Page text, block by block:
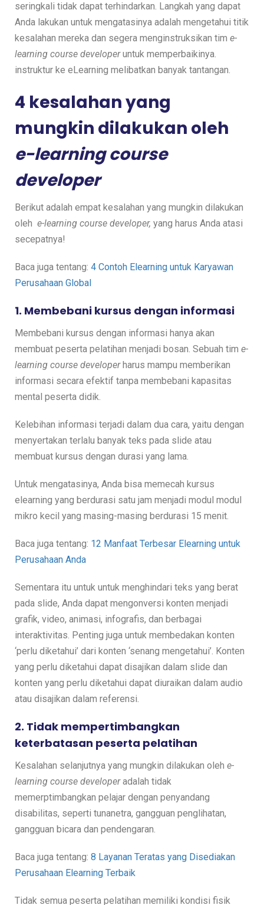
seringkali tidak dapat terhindarkan. Langkah yang dapat
Anda lakukan untuk mengatasinya adalah mengetahui titik
kesalahan mereka dan segera menginstruksikan tim e-
learning course developeruntuk memperbaikinya.
instruktur ke eLearning melibatkan banyak tantangan.
4 kesalahan yang
mungkin dilakukan oleh
e-learning course
developer
Berikut adalah empat kesalahan yang mungkin dilakukan
oleh e-learning course developer, yang harus Anda atasi
secepatnya!
Baca juga tentang: 4 Contoh Elearning untuk Karyawan
Perusahaan Global
1. Membebani kursus dengan informasi
Membebani kursus dengan informasi hanya akan
membuat peserta pelatihan menjadi bosan. Sebuah tim e-
learning course developerharus mampu memberikan
informasi secara efektif tanpa membebani kapasitas
mental peserta didik.
Kelebihan informasi terjadi dalam dua cara, yaitu dengan
menyertakan terlalu banyak teks pada slide atau
membuat kursus dengan durasi yang lama.
Untuk mengatasinya, Anda bisa memecah kursus
elearning yang berdurasi satu jam menjadi modul modul
mikro kecil yang masing-masing berdurasi 15 menit.
Baca juga tentang: 12 Manfaat Terbesar Elearning untuk
Perusahaan Anda
Sementara itu untuk untuk menghindari teks yang berat
pada slide, Anda dapat mengonversi konten menjadi
grafik, video, animasi, infografis, dan berbagai
interaktivitas. Penting juga untuk membedakan konten
‘perlu diketahui’ dari konten ‘senang mengetahui’. Konten
yang perlu diketahui dapat disajikan dalam slide dan
konten yang perlu diketahui dapat diuraikan dalam audio
atau disajikan dalam referensi.
2. Tidak mempertimbangkan
keterbatasan peserta pelatihan
Kesalahan selanjutnya yang mungkin dilakukan oleh e-
learning course developeradalah tidak
memerptimbangkan pelajar dengan penyandang
disabilitas, seperti tunanetra, gangguan penglihatan,
gangguan bicara dan pendengaran.
Baca juga tentang: 8 Layanan Teratas yang Disediakan
Perusahaan Elearning Terbaik
Tidak semua peserta pelatihan memiliki kondisi fisik